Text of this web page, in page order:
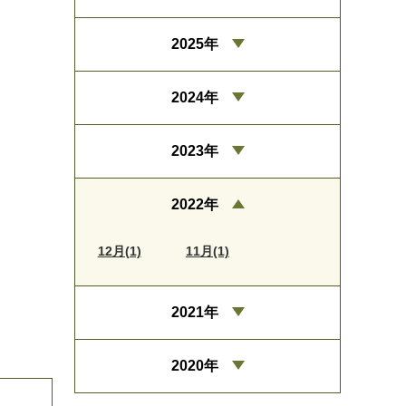
2025年
2024年
2023年
2022年
12月(1) 11月(1)
2021年
2020年